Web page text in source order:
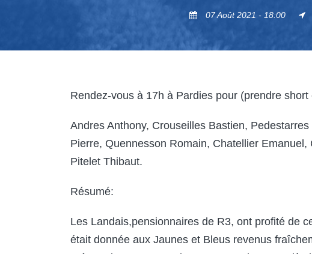
07 Août 2021 - 18:00
Rendez-vous à 17h à Pardies pour (prendre
Andres Anthony, Crouseilles Bastien,
Pierre, Quennesson Romain, Chatellier
Pitelet Thibaut.
Résumé:
Les Landais,pensionnaires de R3, ont profité de
était donnée aux Jaunes et Bleus revenus